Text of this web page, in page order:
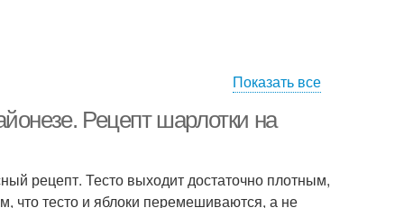
Показать все
Рецепт шарлотки на
рецепт. Тесто выходит достаточно плотным,
что тесто и яблоки перемешиваются, а не